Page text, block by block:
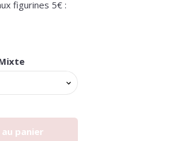
figurines 5€ :
panier